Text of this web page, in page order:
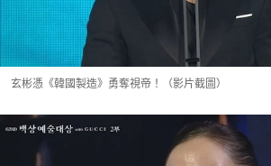
玄彬憑《韓國製造》勇奪視帝！（影片截圖）